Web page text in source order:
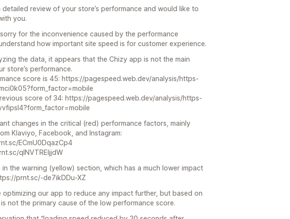
detailed review of your store’s performance and would like to
you.
sorry for the inconvenience caused by the performance
how important site speed is for customer experience.
the data, it appears that the Chizy app is not the main
store’s performance.
score is 45: https://pagespeed.web.dev/analysis/https-
score of 34: https://pagespeed.web.dev/analysis/https-
changes in the critical (red) performance factors, mainly
Klaviyo, Facebook, and Instagram:
ECmU0DqazCp4
qINVTREljjdW
the warning (yellow) section, which has a much lower impact
prnt.sc/-de7ikDDu-XZ
optimizing our app to reduce any impact further, but based on
not the primary cause of the low performance score.